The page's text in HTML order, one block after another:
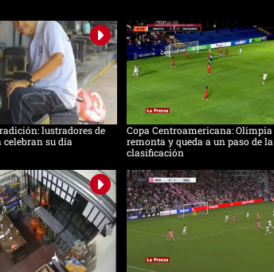
lustradores de
celebran su día
Copa Centroamericana: Olimpia
remonta y queda a un paso de la
clasificación